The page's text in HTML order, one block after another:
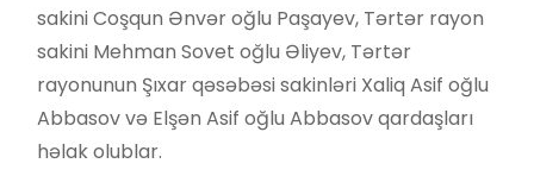
sakini Coşqun Ənvər oğlu Paşayev, Tərtər rayon
sakini Mehman Sovet oğlu Əliyev, Tərtər
rayonunun Şıxar qəsəbəsi sakinləri Xaliq Asif oğlu
Abbasov və Elşən Asif oğlu Abbasov qardaşları
həlak olublar.